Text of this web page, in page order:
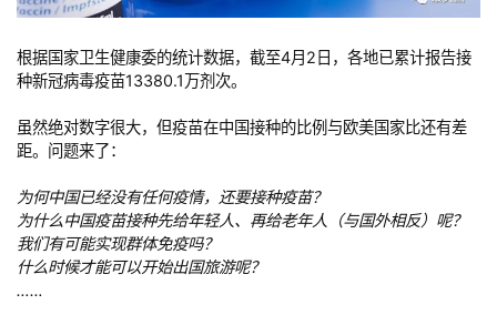
根据国家卫生健康委的统计数据，截至4月2日，各地已累计报告接
种新冠病毒疫苗13380.1万剂次。
虽然绝对数字很大，但疫苗在中国接种的比例与欧美国家比还有差
距。问题来了：
为何中国已经没有任何疫情，还要接种疫苗？
为什么中国疫苗接种先给年轻人、再给老年人（与国外相反）呢？
我们有可能实现群体免疫吗？
什么时候才能可以开始出国旅游呢？
……